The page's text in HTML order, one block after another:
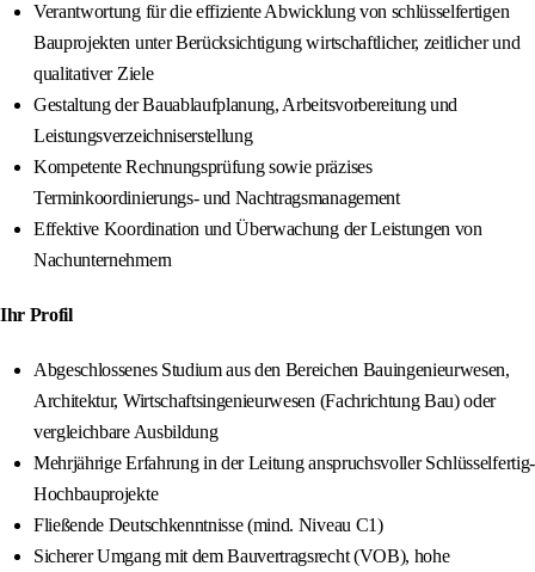
Verantwortung für die effiziente Abwicklung von schlüsselfertigen
Bauprojekten unter Berücksichtigung wirtschaftlicher, zeitlicher und
qualitativer Ziele
Gestaltung der Bauablaufplanung, Arbeitsvorbereitung und
Leistungsverzeichniserstellung
Kompetente Rechnungsprüfung sowie präzises
Terminkoordinierungs- und Nachtragsmanagement
Effektive Koordination und Überwachung der Leistungen von
Nachunternehmern
Ihr Profil
Abgeschlossenes Studium aus den Bereichen Bauingenieurwesen,
Architektur, Wirtschaftsingenieurwesen (Fachrichtung Bau) oder
vergleichbare Ausbildung
Mehrjährige Erfahrung in der Leitung anspruchsvoller Schlüsselfertig-
Hochbauprojekte
Fließende Deutschkenntnisse (mind. Niveau C1)
Sicherer Umgang mit dem Bauvertragsrecht (VOB), hohe